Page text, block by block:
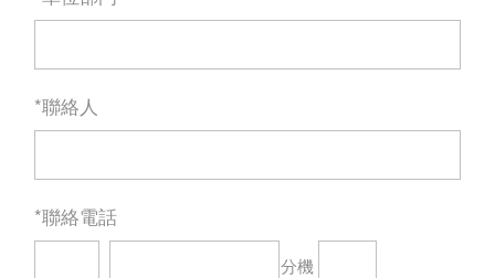
*聯絡人
*聯絡電話
分機